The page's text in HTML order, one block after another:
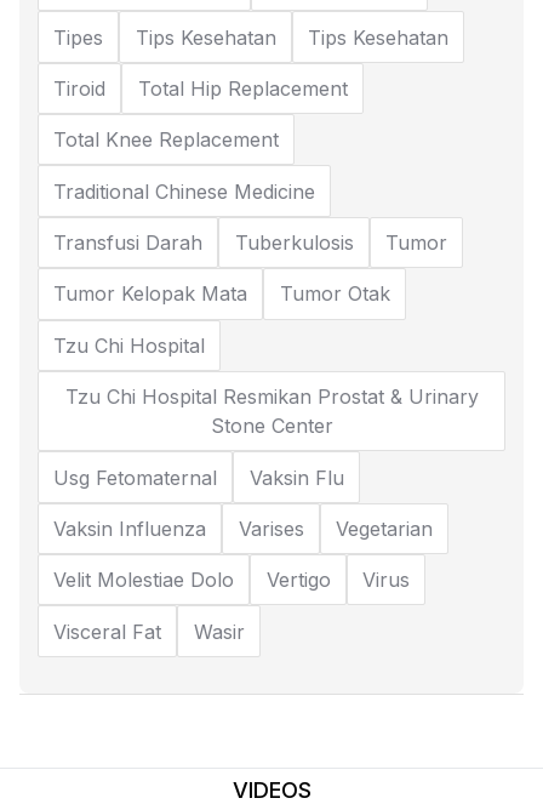
Tipes Tips Kesehatan Tips Kesehatan
Tiroid Total Hip Replacement
Total Knee Replacement
Traditional Chinese Medicine
Transfusi Darah Tuberkulosis Tumor
Tumor Kelopak Mata Tumor Otak
Tzu Chi Hospital
Tzu Chi Hospital Resmikan Prostat & Urinary
Stone Center
Usg Fetomaternal Vaksin Flu
Vaksin Influenza Varises Vegetarian
Velit Molestiae Dolo Vertigo Virus
Visceral Fat Wasir
VIDEOS